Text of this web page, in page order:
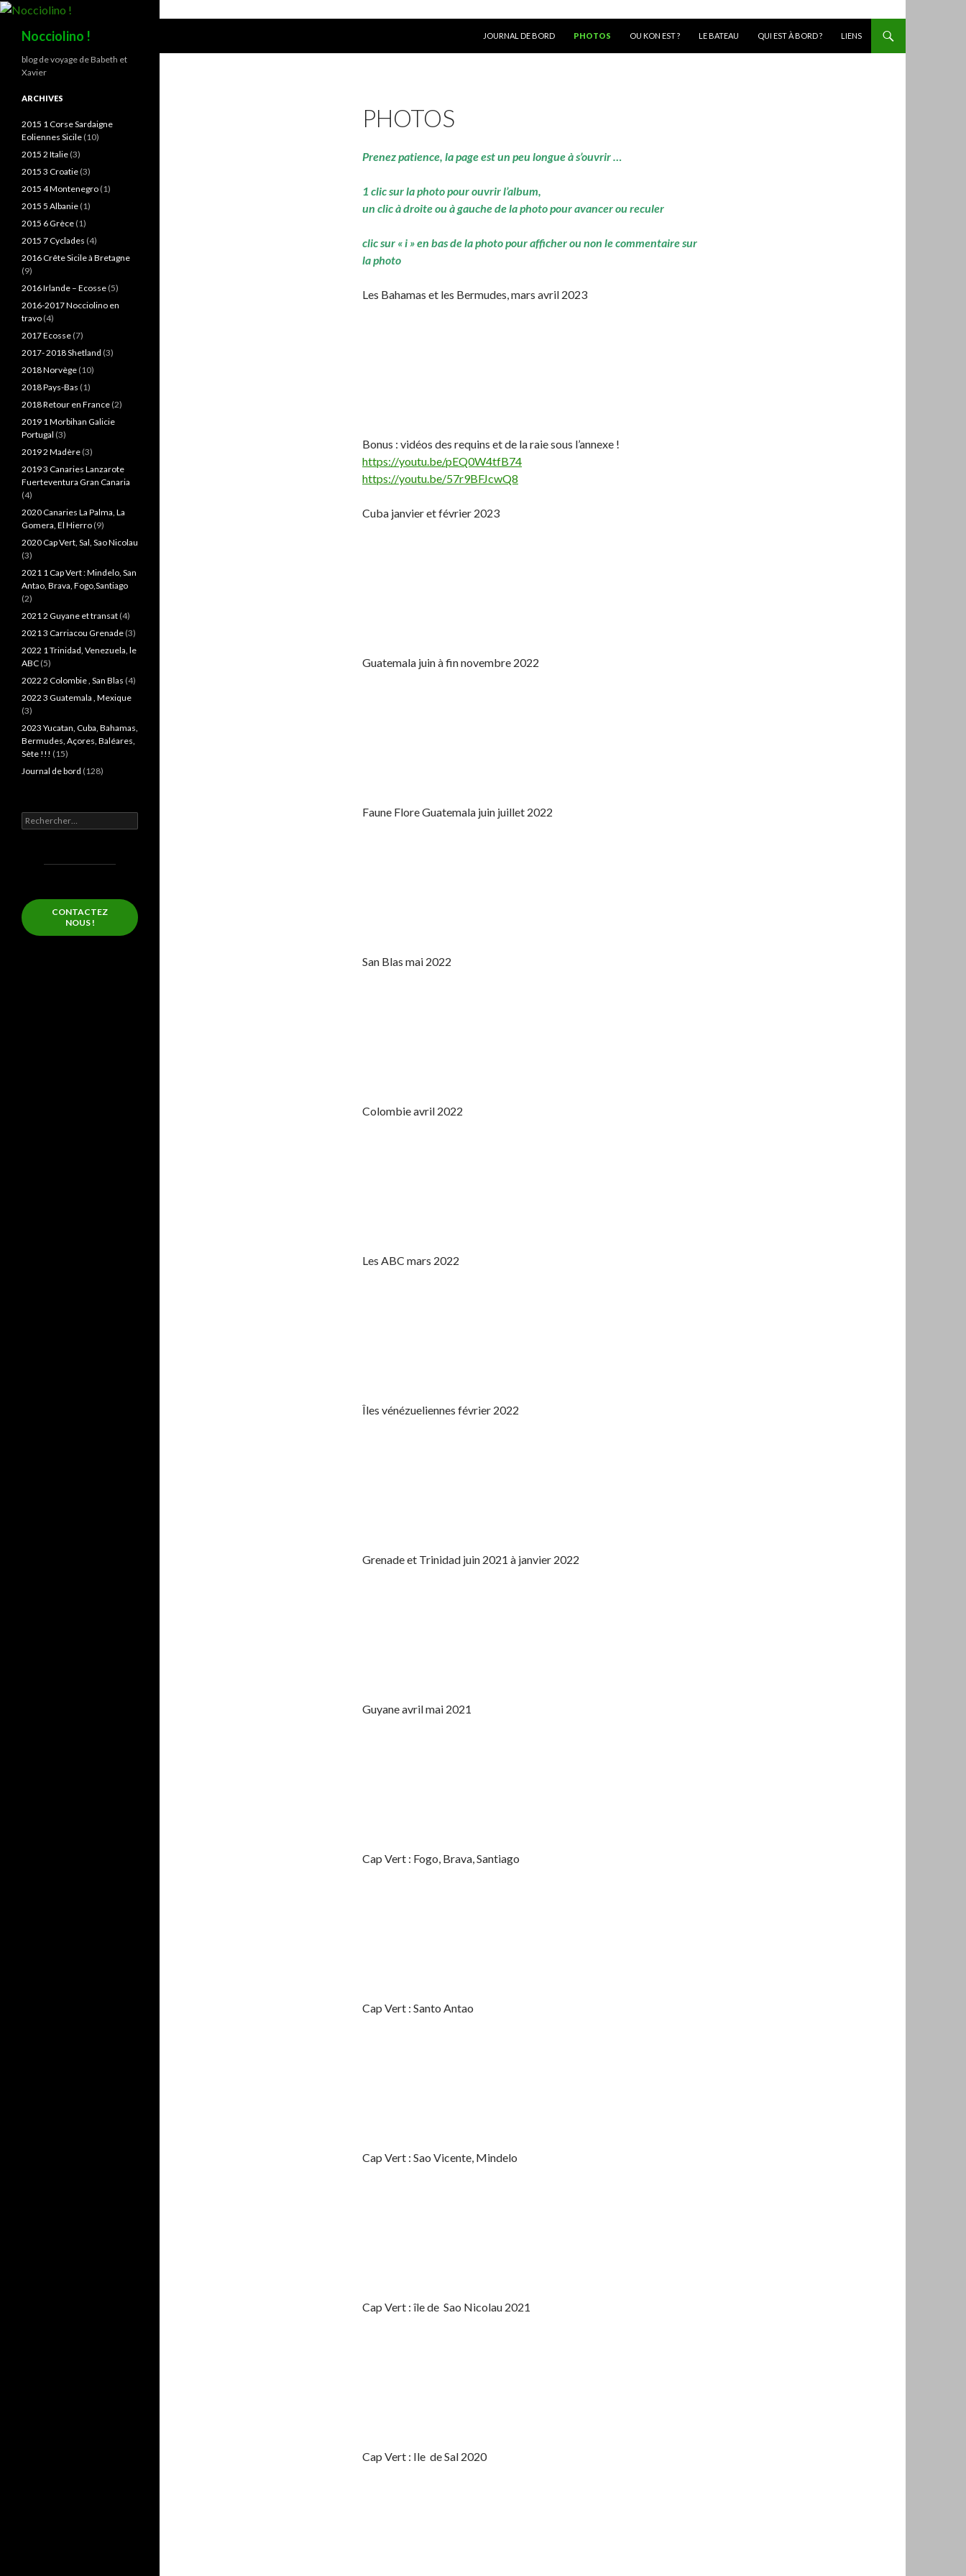
Nocciolino !
JOURNAL DE BORD
PHOTOS OU KON EST ? LE BATEAU QUI EST À BORD ? LIENS
PHOTOS
Prenez patience, la page est un peu longue à s’ouvrir …
1 clic sur la photo pour ouvrir l’album,
un clic à droite ou à gauche de la photo pour avancer ou reculer
clic sur « i » en bas de la photo pour afficher ou non le commentaire sur
la photo
Les Bahamas et les Bermudes, mars avril 2023
Bonus : vidéos des requins et de la raie sous l’annexe !
https://youtu.be/pEQ0W4tfB74
https://youtu.be/57r9BFJcwQ8
Cuba janvier et février 2023
Guatemala juin à fin novembre 2022
Faune Flore Guatemala juin juillet 2022
San Blas mai 2022
Colombie avril 2022
Les ABC mars 2022
Îles vénézueliennes février 2022
Grenade et Trinidad juin 2021 à janvier 2022
Guyane avril mai 2021
Cap Vert : Fogo, Brava, Santiago
Cap Vert : Santo Antao
Cap Vert : Sao Vicente, Mindelo
Cap Vert : île de Sao Nicolau 2021
Cap Vert : Ile de Sal 2020
blog de voyage de Babeth et
Xavier
ARCHIVES
2015 1 Corse Sardaigne
Eoliennes Sicile (10)
2015 2 Italie (3)
2015 3 Croatie (3)
2015 4 Montenegro (1)
2015 5 Albanie (1)
2015 6 Grèce (1)
2015 7 Cyclades (4)
2016 Crête Sicile à Bretagne
(9)
2016 Irlande – Ecosse (5)
2016-2017 Nocciolino en
travo (4)
2017 Ecosse (7)
2017- 2018 Shetland (3)
2018 Norvège (10)
2018 Pays-Bas (1)
2018 Retour en France (2)
2019 1 Morbihan Galicie
Portugal (3)
2019 2 Madère (3)
2019 3 Canaries Lanzarote
Fuerteventura Gran Canaria
(4)
2020 Canaries La Palma, La
Gomera, El Hierro (9)
2020 Cap Vert, Sal, Sao Nicolau
(3)
2021 1 Cap Vert : Mindelo, San
Antao, Brava, Fogo,Santiago
(2)
2021 2 Guyane et transat (4)
2021 3 Carriacou Grenade (3)
2022 1 Trinidad, Venezuela, le
ABC (5)
2022 2 Colombie , San Blas (4)
2022 3 Guatemala , Mexique
(3)
2023 Yucatan, Cuba, Bahamas,
Bermudes, Açores, Baléares,
Sète !!! (15)
Journal de bord (128)
Rechercher :
CONTACTEZ
NOUS !